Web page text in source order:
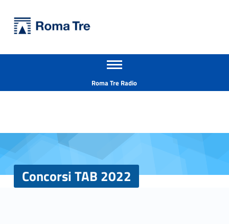
Concorsi TAB 2022 - Università Roma Tre
Apri il menu secondario
Roma Tre Radio
Concorsi TAB 2022